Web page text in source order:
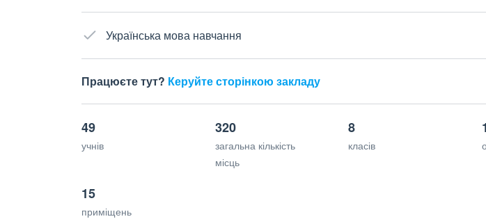
Українська мова навчання
Працюєте тут? Керуйте сторінкою закладу
49
учнів
320
загальна кількість
місць
8
класів
15
приміщень